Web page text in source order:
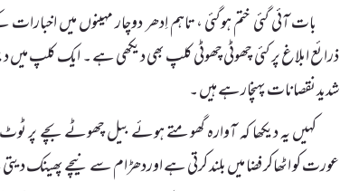
بات آئی گئی ختم ہوگئی ، تاہم اِدھر دوچار مہینوں میں
ذرائع ابلاغ پر کئی چھوٹی چھوٹی کلپ بھی دیکھی ہے ۔ ایک کلپ میں
شدید نقصانات پہنچارہے ہیں ۔
کہیں یہ دیکھا کہ آوارہ گھومتے ہوئے بیل چھوٹے بچے پر
عورت کو اٹھاکر فضا میں بلند کرتی ہے اوردھڑام سے نیچے پھینک